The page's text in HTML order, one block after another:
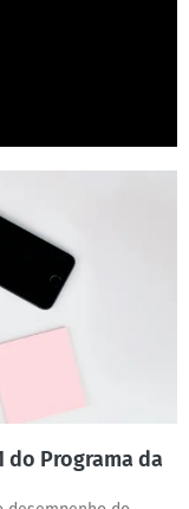
do Programa da